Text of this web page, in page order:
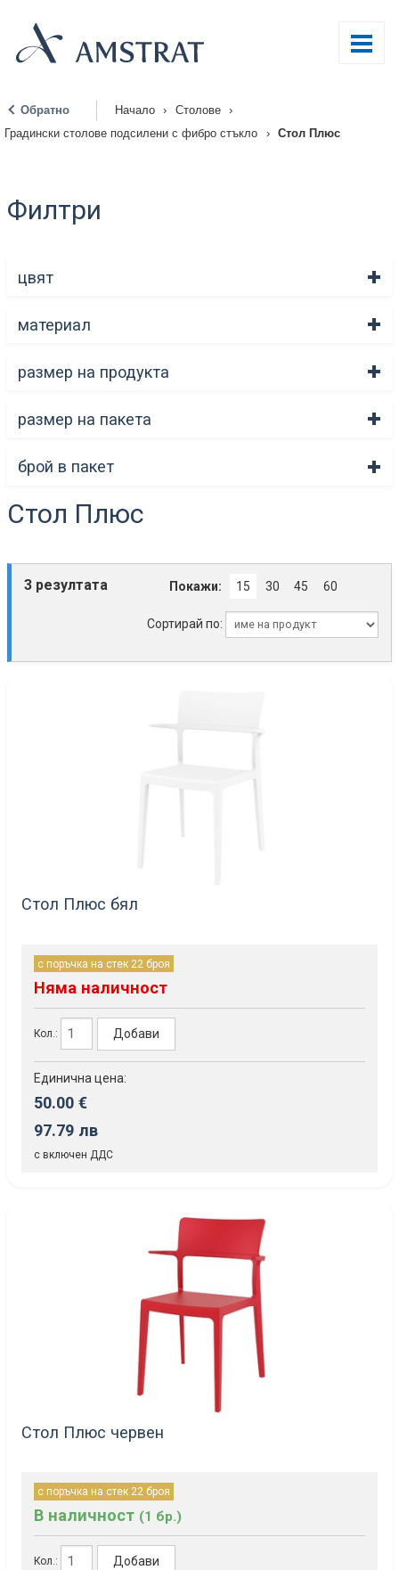
Обратно Начало › Столове
›
Градински столове подсилени с фибро стъкло
› Стол Плюс
Филтри
цвят
материал
размер на продукта
размер на пакета
брой в пакет
Стол Плюс
3 резултата Покажи: 15 30 45 60
Сортирай по:
Стол Плюс бял
с поръчка на стек 22 броя
Няма наличност
Кол.: Добави
Единична цена:
50.00 €
97.79 лв
с включен ДДС
Стол Плюс червен
с поръчка на стек 22 броя
В наличност (1 бр.)
Кол.: Добави